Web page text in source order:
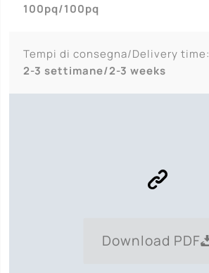
100pq/100pq
Tempi di consegna/Delivery time:
2-3 settimane/2-3 weeks
Download PDF